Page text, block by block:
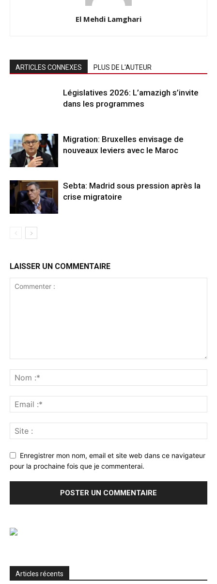
El Mehdi Lamghari
ARTICLES CONNEXES PLUS DE L'AUTEUR
Législatives 2026: L’amazigh s’invite
dans les programmes
Migration: Bruxelles envisage de
nouveaux leviers avec le Maroc
Sebta: Madrid sous pression après la
crise migratoire
LAISSER UN COMMENTAIRE
Enregistrer mon nom, email et site web dans ce navigateur
pour la prochaine fois que je commenterai.
Articles récents